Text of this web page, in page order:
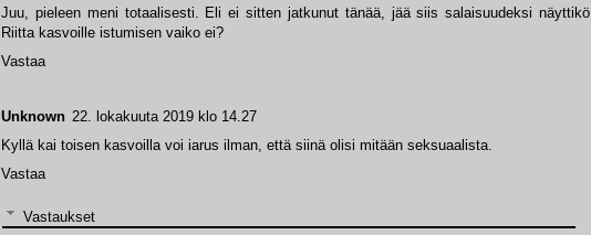
Unknown 22. lokakuuta 2019 klo 14.27
Kyllä kai toisen kasvoilla voi iarus ilman, että siinä olisi mitään seksuaalista.
Vastaa
Vastaukset
Juu, pieleen meni totaalisesti. Eli ei sitten jatkunut tänää, jää siis salaisuudeksi näyttikö
Riitta kasvoille istumisen vaiko ei?
Vastaa